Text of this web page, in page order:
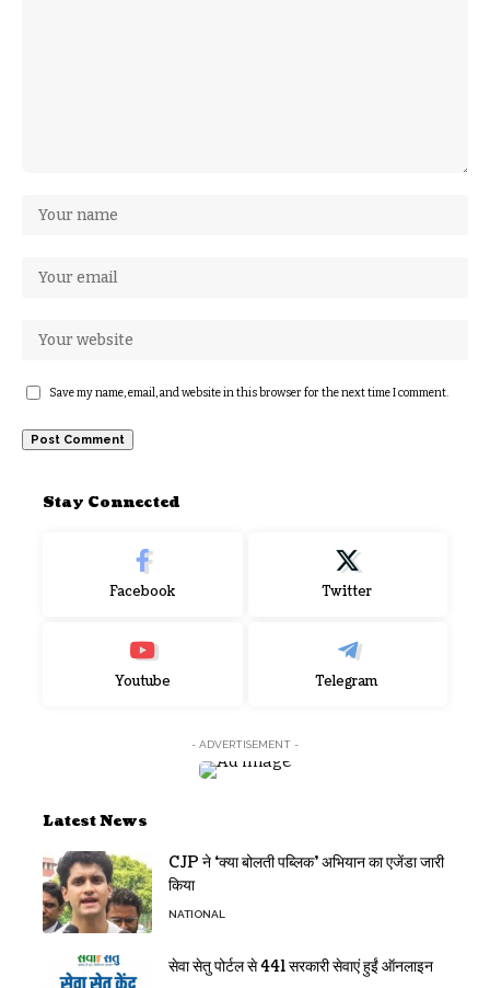
Save my name, email, and website in this browser for the next time I comment.
Stay Connected
Facebook Twitter
Youtube Telegram
- ADVERTISEMENT -
Latest News
CJP ने ‘क्या बोलती पब्लिक’ अभियान का एजेंडा जारी
किया
NATIONAL
सेवा सेतु पोर्टल से 441 सरकारी सेवाएं हुईं ऑनलाइन